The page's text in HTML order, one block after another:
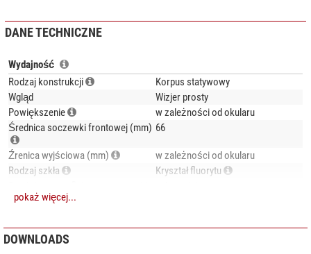
bagażem, nie rezygnując przy tym z wysokiej jakości obrazu.
klarowności, nawet w najbardziej odległych i trudnych siedliskach.
Podróżuj dalej, odkrywaj najdrobniejsze szczegóły i doświadczaj natury w
intensywny sposób, który nie był dotąd możliwy dzięki kompaktowej
lunecie.
DANE TECHNICZNE
Wydajność
Rodzaj konstrukcji
Korpus statywowy
Wgląd
Wizjer prosty
Powiększenie
w zależności od okularu
Średnica soczewki frontowej (mm) 66
Źrenica wyjściowa (mm)
w zależności od okularu
Rodzaj szkła
Kryształ fluorytu
Materiał tubusu
Magnez
pokaż więcej...
DOWNLOADS